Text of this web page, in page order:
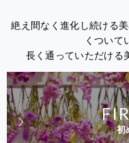
絶え間なく進化し続ける
くついて
長く通っていただける
初